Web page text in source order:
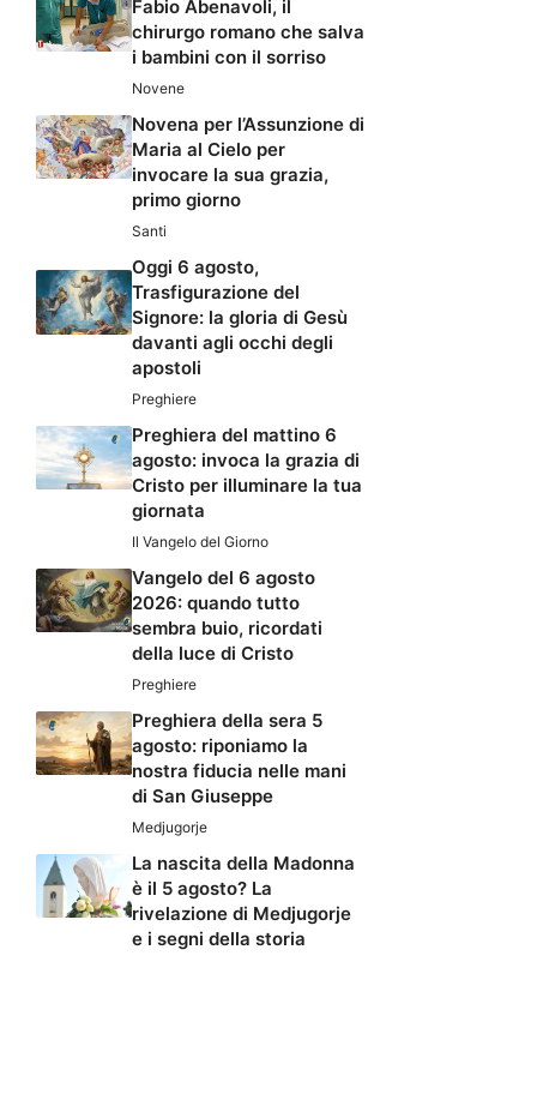
Fabio Abenavoli, il
chirurgo romano che salva
i bambini con il sorriso
Novene
Novena per l’Assunzione di
Maria al Cielo per
invocare la sua grazia,
primo giorno
Santi
Oggi 6 agosto,
Trasfigurazione del
Signore: la gloria di Gesù
davanti agli occhi degli
apostoli
Preghiere
Preghiera del mattino 6
agosto: invoca la grazia di
Cristo per illuminare la tua
giornata
Il Vangelo del Giorno
Vangelo del 6 agosto
2026: quando tutto
sembra buio, ricordati
della luce di Cristo
Preghiere
Preghiera della sera 5
agosto: riponiamo la
nostra fiducia nelle mani
di San Giuseppe
Medjugorje
La nascita della Madonna
è il 5 agosto? La
rivelazione di Medjugorje
e i segni della storia